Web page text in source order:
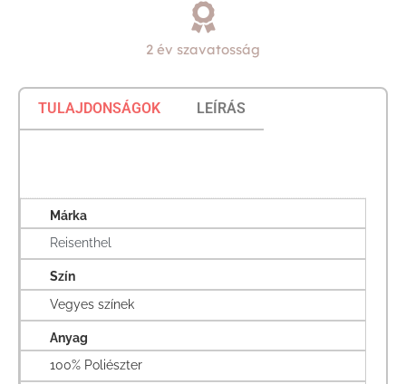
2 év szavatosság
TULAJDONSÁGOK LEÍRÁS
Márka
Reisenthel
Szín
Vegyes színek
Anyag
100% Poliészter